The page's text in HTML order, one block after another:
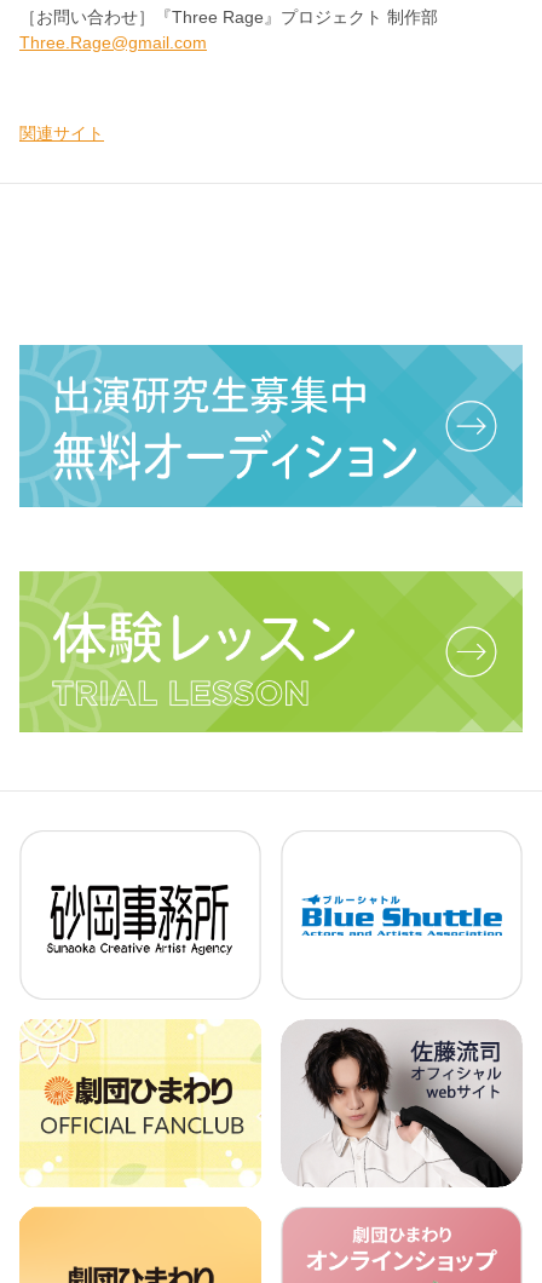
［お問い合わせ］『Three Rage』プロジェクト 制作部
Three.Rage@gmail.com
関連サイト